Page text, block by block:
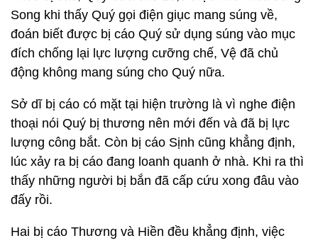
Song khi thấy Quý gọi điện giục mang súng về,
đoán biết được bị cáo Quý sử dụng súng vào mục
đích chống lại lực lượng cưỡng chế, Vệ đã chủ
động không mang súng cho Quý nữa.
Sở dĩ bị cáo có mặt tại hiện trường là vì nghe điện
thoại nói Quý bị thương nên mới đến và đã bị lực
lượng công bắt. Còn bị cáo Sịnh cũng khẳng định,
lúc xảy ra bị cáo đang loanh quanh ở nhà. Khi ra thì
thấy những người bị bắn đã cấp cứu xong đâu vào
đấy rồi.
Hai bị cáo Thương và Hiền đều khẳng định, việc